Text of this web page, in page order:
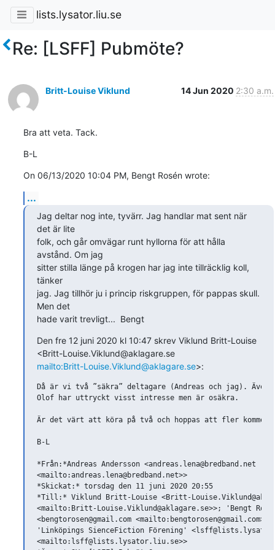
lists.lysator.liu.se
Re: [LSFF] Pubmöte?
Britt-Louise Viklund 14 Jun 2020 2:30 a.m.
Bra att veta. Tack.
B-L
On 06/13/2020 10:04 PM, Bengt Rosén wrote:
...
Jag deltar nog inte, tyvärr. Jag handlar mat sent när
det är lite
folk, och går omvägar runt hyllorna för att hålla
avstånd. Om jag
sitter stilla länge på krogen har jag inte tillräcklig koll,
tänker
jag. Jag tillhör ju i princip riskgruppen, för pappas skull.
Men det
hade varit trevligt...  Bengt
Den fre 12 juni 2020 kl 10:47 skrev Viklund Britt-Louise
mailto:Britt-Louise.Viklund@aklagare.se>:
Då är vi två ”säkra” deltagare (Andreas och jag). Även
Olof har uttryckt visst intresse men är osäkra.
Är det värt att köra på två och hoppas att fler kommer?
B-L
*Från:*Andreas Andersson <andreas.lena@bredband.net
<mailto:andreas.lena@bredband.net>>
*Skickat:* torsdag den 11 juni 2020 20:55
*Till:* Viklund Britt-Louise <Britt-
<mailto:Britt-Louise.Viklund@aklagare.se>>; 'Bengt
<bengtorosen@gmail.com <mailto:bengtorosen@gmail.com>>;
'Linköpings SienceFiction Förening'
<mailto:lsff@lists.lysator.liu.se>>